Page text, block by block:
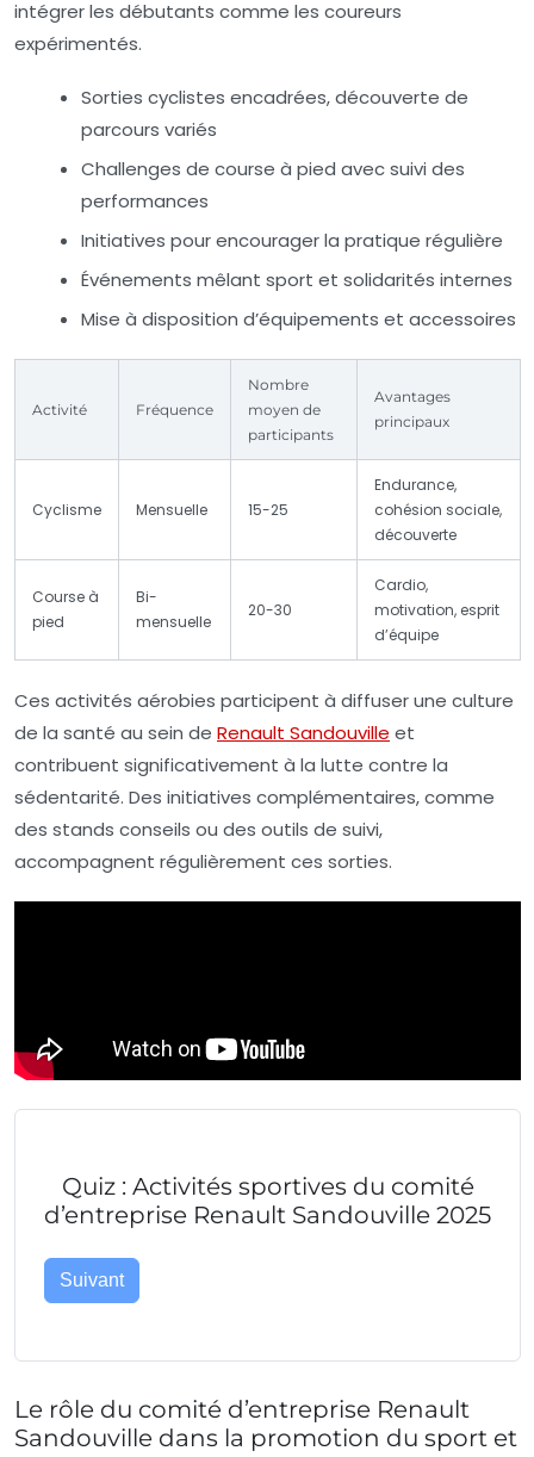
intégrer les débutants comme les coureurs
expérimentés.
Sorties cyclistes encadrées, découverte de
parcours variés
Challenges de course à pied avec suivi des
performances
Initiatives pour encourager la pratique régulière
Événements mêlant sport et solidarités internes
Mise à disposition d’équipements et accessoires
Activité Fréquence
Nombre
moyen de
participants
Avantages
principaux
Cyclisme Mensuelle 15-25
Endurance,
cohésion sociale,
découverte
Course à
pied
Bi-
mensuelle
20-30
Cardio,
motivation, esprit
d’équipe
Ces activités aérobies participent à diffuser une culture
de la santé au sein de Renault Sandouville et
contribuent significativement à la lutte contre la
sédentarité. Des initiatives complémentaires, comme
des stands conseils ou des outils de suivi,
accompagnent régulièrement ces sorties.
Quiz : Activités sportives du comité
d’entreprise Renault Sandouville 2025
Suivant
Le rôle du comité d’entreprise Renault
Sandouville dans la promotion du sport et